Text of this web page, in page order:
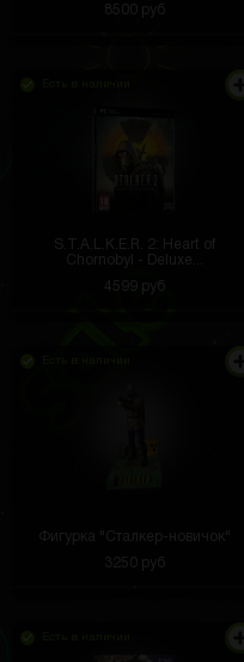
8500 руб
S.T.A.L.K.E.R. 2: Heart of
Chornobyl - Deluxe...
4599 руб
Фигурка "Сталкер-новичок"
3250 руб